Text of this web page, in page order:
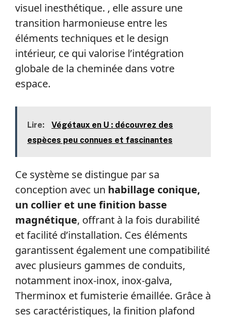
visuel inesthétique. , elle assure une
transition harmonieuse entre les
éléments techniques et le design
intérieur, ce qui valorise l’intégration
globale de la cheminée dans votre
espace.
Lire:
Végétaux en U : découvrez des
espèces peu connues et fascinantes
Ce système se distingue par sa
conception avec un habillage conique,
un collier et une finition basse
magnétique, offrant à la fois durabilité
et facilité d’installation. Ces éléments
garantissent également une compatibilité
avec plusieurs gammes de conduits,
notamment inox-inox, inox-galva,
Therminox et fumisterie émaillée. Grâce à
ses caractéristiques, la finition plafond